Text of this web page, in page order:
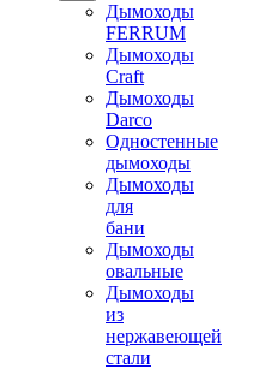
Дымоходы
FERRUM
Дымоходы
Craft
Дымоходы
Darco
Одностенные
дымоходы
Дымоходы
для
бани
Дымоходы
овальные
Дымоходы
из
нержавеющей
стали